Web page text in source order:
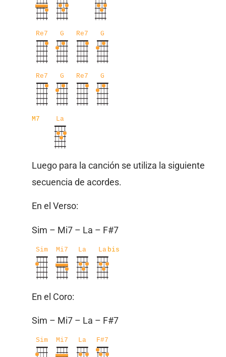
Re7 G Re7 G
Re7 G Re7 G
M7 La
Luego para la canción se utiliza la siguiente
secuencia de acordes.
En el Verso:
Sim – Mi7 – La – F#7
Sim Mi7 La La bis
En el Coro:
Sim – Mi7 – La – F#7
Sim Mi7 La F#7